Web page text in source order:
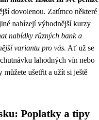
dovolenou. Zatímco některé
nabízejí výhodnější kurzy
nabídky různých bank a
variantu pro vás. Ať už se
lahodných vín nebo
ušetřit a užít si ještě
Poplatky a tipy